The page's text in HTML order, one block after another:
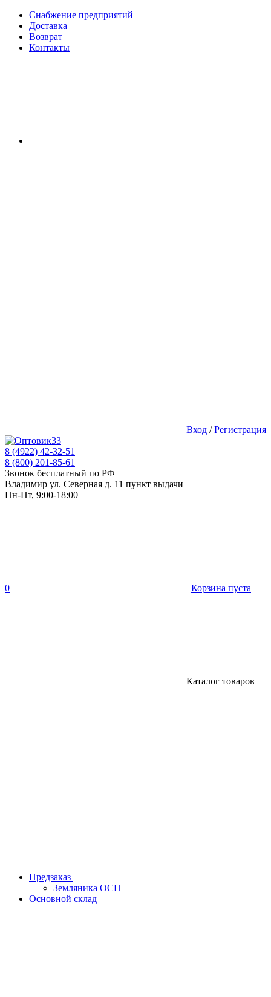
Снабжение предприятий
Доставка
Возврат
Контакты
Вход /Регистрация
8 (4922) 42-32-51
8 (800) 201-85-61
Звонок бесплатный по РФ
Владимир ул. Северная д. 11 пункт выдачи
Пн-Пт, 9:00-18:00
0 Корзина пуста
Каталог товаров
Предзаказ
Земляника ОСП
Основной склад